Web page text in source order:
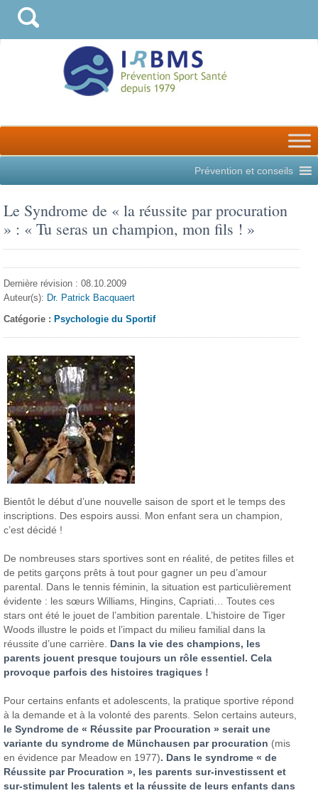
Prévention et conseils
Le Syndrome de « la réussite par procuration
» : « Tu seras un champion, mon fils ! »
Dernière révision : 08.10.2009
Auteur(s): Dr. Patrick Bacquaert
Catégorie : Psychologie du Sportif
Bientôt le début d’une nouvelle saison de sport et le temps des
inscriptions. Des espoirs aussi. Mon enfant sera un champion,
c’est décidé !
De nombreuses stars sportives sont en réalité, de petites filles et
de petits garçons prêts à tout pour gagner un peu d’amour
parental. Dans le tennis féminin, la situation est particulièrement
évidente : les sœurs Williams, Hingins, Capriati… Toutes ces
stars ont été le jouet de l’ambition parentale. L’histoire de Tiger
Woods illustre le poids et l’impact du milieu familial dans la
réussite d’une carrière.
Dans la vie des champions, les
parents jouent presque toujours un rôle essentiel. Cela
provoque parfois des histoires tragiques !
Pour certains enfants et adolescents, la pratique sportive répond
à la demande et à la volonté des parents. Selon certains auteurs,
le Syndrome de « Réussite par Procuration » serait une
variante du syndrome de Münchausen par procuration (mis
en évidence par Meadow en 1977). Dans le syndrome « de
Réussite par Procuration », les parents sur-investissent et
sur-stimulent les talents et la réussite de leurs enfants dans